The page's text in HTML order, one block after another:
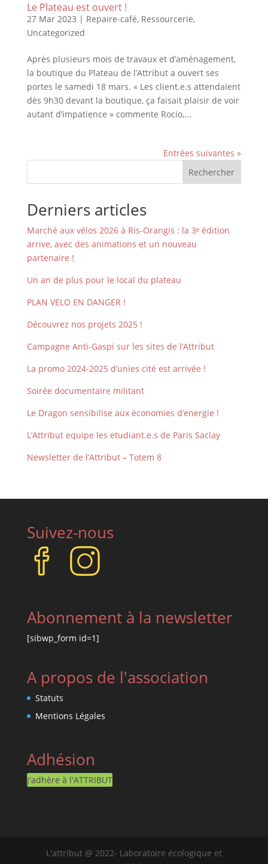
Le Plateau est ouvert !
27 Mar 2023 | Repaire-café, Ressourcerie,
Uncategorized
Après plusieurs mois de travaux et d’aménagement,
la boutique du Plateau de l’Attribut a ouvert ses
portes le samedi 18 mars. « Les client.e.s attendaient
dès 9h30 devant la boutique, ça faisait plaisir de voir
autant d’impatience » commente Rocio,...
Entrées suivantes »
Rechercher
Derniers articles
Marché aux vélos 2026 à Ris-Orangis : la 3ᵉ édition
arrive, avec des animations et un nouveau
partenaire !
Un an de plus pour le local du plateau
PLAN VELO EN DANGER !
Découvrez nos projets 2025 !
Campagne Anti-Gaspi sur les sites de l’Attribut
La promo 2024-2025 d’unies cité est arrivée !
Soirée documentaire militant
Le Dragon sensibilise aux économies d’energie !
L’Attribut equipe les etudiant.e.s de Paris Saclay
Newsletter de l’Attribut – Totem 8
Suivez-nous
Abonnement à la newsletter
[sibwp_form id=1]
A propos de l'association
Statuts
Mentions Légales
Adhésion
J'adhère à l'ATTRIBUT
L'attribut @ 2022- Laboratoire écologique et